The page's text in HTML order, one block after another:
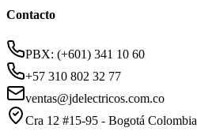
Contacto
PBX: (+601) 341 10 60
+57 310 802 32 77
ventas@jdelectricos.com.co
Cra 12 #15-95 - Bogotá Colombia